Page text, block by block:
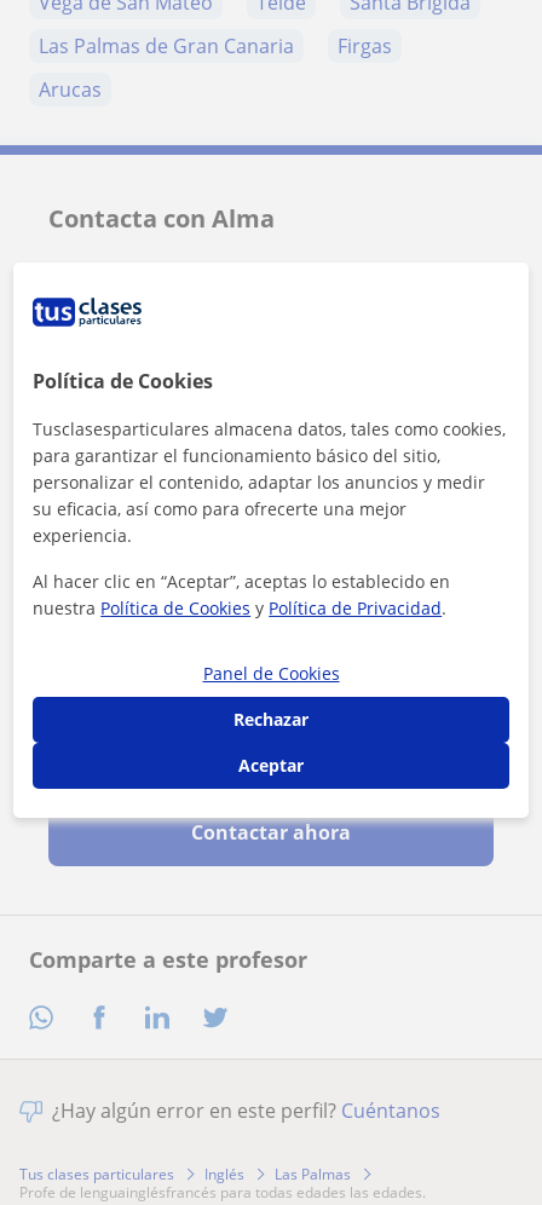
Comparte a este profesor
Las Palmas de Gran Canaria
Firgas
Arucas
Contacta con Alma
Al hacer clic, aceptas nuestroaviso legal
Contactar ahora
¿Hay algún error en este perfil? Cuéntanos
Tus clases particulares Inglés
Las Palmas
profe de lenguainglésfrancés para todas edades las edades.
Política de Cookies
Tusclasesparticulares almacena datos, tales como cookies,
para garantizar el funcionamiento básico del sitio,
personalizar el contenido, adaptar los anuncios y medir
su eficacia, así como para ofrecerte una mejor
experiencia.
Al hacer clic en “Aceptar”, aceptas lo establecido en
nuestra Política de Cookies y Política de Privacidad.
Panel de Cookies
Rechazar
Aceptar